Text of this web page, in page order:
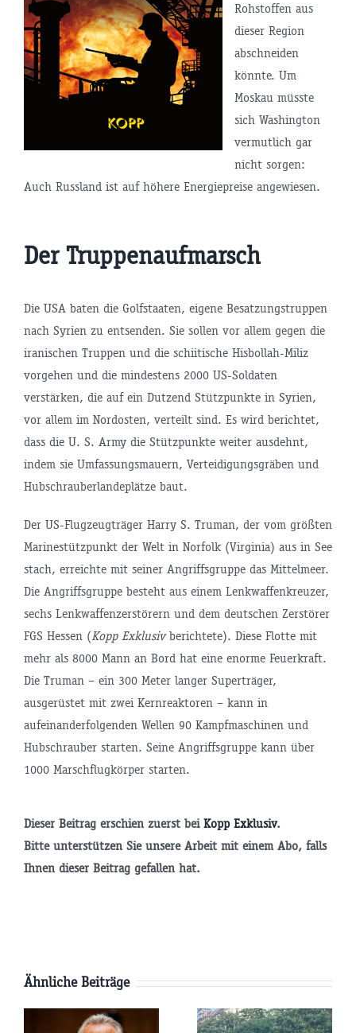
Rohstoffen aus
dieser Region
abschneiden
könnte. Um
Moskau müsste
sich Washington
vermutlich gar
nicht sorgen:
Auch Russland ist auf höhere Energiepreise angewiesen.
Der Truppenaufmarsch
Die USA baten die Golfstaaten, eigene Besatzungstruppen
nach Syrien zu entsenden. Sie sollen vor allem gegen die
iranischen Truppen und die schiitische Hisbollah-Miliz
vorgehen und die mindestens 2000 US-Soldaten
verstärken, die auf ein Dutzend Stützpunkte in Syrien,
vor allem im Nordosten, verteilt sind. Es wird berichtet,
dass die U. S. Army die Stützpunkte weiter ausdehnt,
indem sie Umfassungsmauern, Verteidigungsgräben und
Hubschrauberlandeplätze baut.
Der US-Flugzeugträger Harry S. Truman, der vom größten
Marinestützpunkt der Welt in Norfolk (Virginia) aus in See
stach, erreichte mit seiner Angriffsgruppe das Mittelmeer.
Die Angriffsgruppe besteht aus einem Lenkwaffenkreuzer,
sechs Lenkwaffenzerstörern und dem deutschen Zerstörer
FGS Hessen (Kopp Exklusivberichtete). Diese Flotte mit
mehr als 8000 Mann an Bord hat eine enorme Feuerkraft.
Die Truman – ein 300 Meter langer Superträger,
ausgerüstet mit zwei Kernreaktoren – kann in
aufeinanderfolgenden Wellen 90 Kampfmaschinen und
Hubschrauber starten. Seine Angriffsgruppe kann über
1000 Marschflugkörper starten.
Dieser Beitrag erschien zuerst bei Kopp Exklusiv.
Bitte unterstützen Sie unsere Arbeit mit einem Abo, falls
Ihnen dieser Beitrag gefallen hat.
Ähnliche Beiträge
AfD-
Pläne: